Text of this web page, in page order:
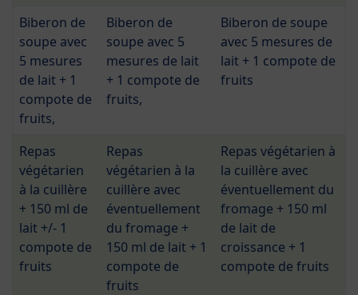
Biberon de
soupe avec
5 mesures
de lait + 1
compote de
fruits,
Biberon de
soupe avec 5
mesures de lait
+ 1 compote de
fruits,
Biberon de soupe
avec 5 mesures de
lait + 1 compote de
fruits
Repas
végétarien
à la cuillère
+ 150 ml de
lait +/- 1
compote de
fruits
Repas
végétarien à la
cuillère avec
éventuellement
du fromage +
150 ml de lait + 1
compote de
fruits
Repas végétarien à
la cuillère avec
éventuellement du
fromage + 150 ml
de lait de
croissance + 1
compote de fruits